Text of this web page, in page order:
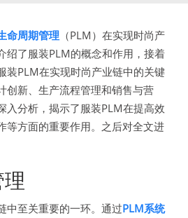
命周期管理 （PLM）在实现时尚产
绍了服装PLM的概念和作用，接着
装PLM在实现时尚产业链中的关键
创新、生产流程管理和销售与营
入分析，揭示了服装PLM在提高效
等方面的重要作用。之后对全文进
中至关重要的一环。通过PLM系统